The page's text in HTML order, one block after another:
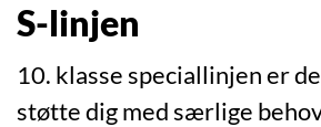
S-linjen
10. klasse speciallinjen er
støtte dig med særlige